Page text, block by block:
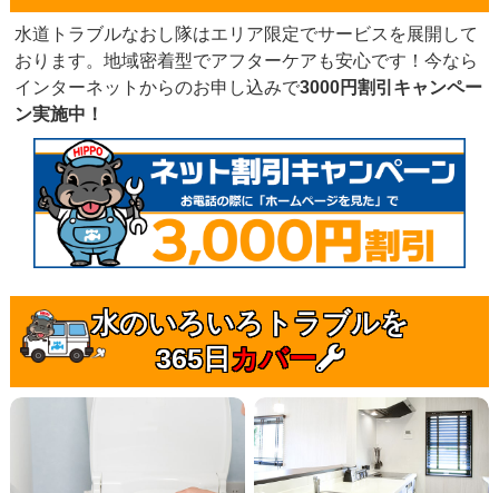
水道トラブルなおし隊はエリア限定でサービスを展開して
おります。地域密着型でアフターケアも安心です！今なら
インターネットからのお申し込みで3000円割引キャンペー
ン実施中！
水のいろいろトラブルを
365日 カバー